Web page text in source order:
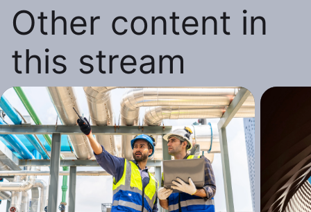
Other content in
this stream